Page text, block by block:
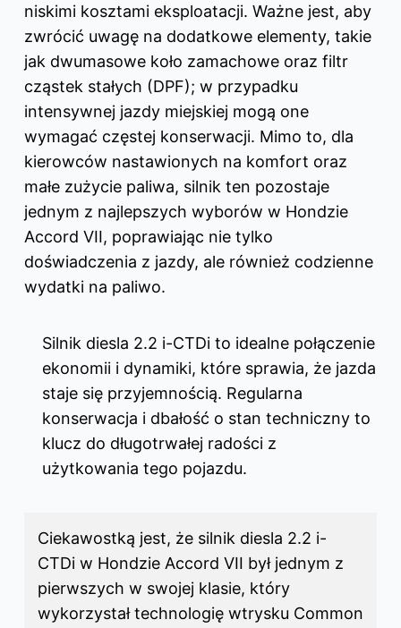
niskimi kosztami eksploatacji. Ważne jest, aby
zwrócić uwagę na dodatkowe elementy, takie
jak dwumasowe koło zamachowe oraz filtr
cząstek stałych (DPF); w przypadku
intensywnej jazdy miejskiej mogą one
wymagać częstej konserwacji. Mimo to, dla
kierowców nastawionych na komfort oraz
małe zużycie paliwa, silnik ten pozostaje
jednym z najlepszych wyborów w Hondzie
Accord VII, poprawiając nie tylko
doświadczenia z jazdy, ale również codzienne
wydatki na paliwo.
Silnik diesla 2.2 i-CTDi to idealne połączenie
ekonomii i dynamiki, które sprawia, że jazda
staje się przyjemnością. Regularna
konserwacja i dbałość o stan techniczny to
klucz do długotrwałej radości z
użytkowania tego pojazdu.
Ciekawostką jest, że silnik diesla 2.2 i-
CTDi w Hondzie Accord VII był jednym z
pierwszych w swojej klasie, który
wykorzystał technologię wtrysku Common